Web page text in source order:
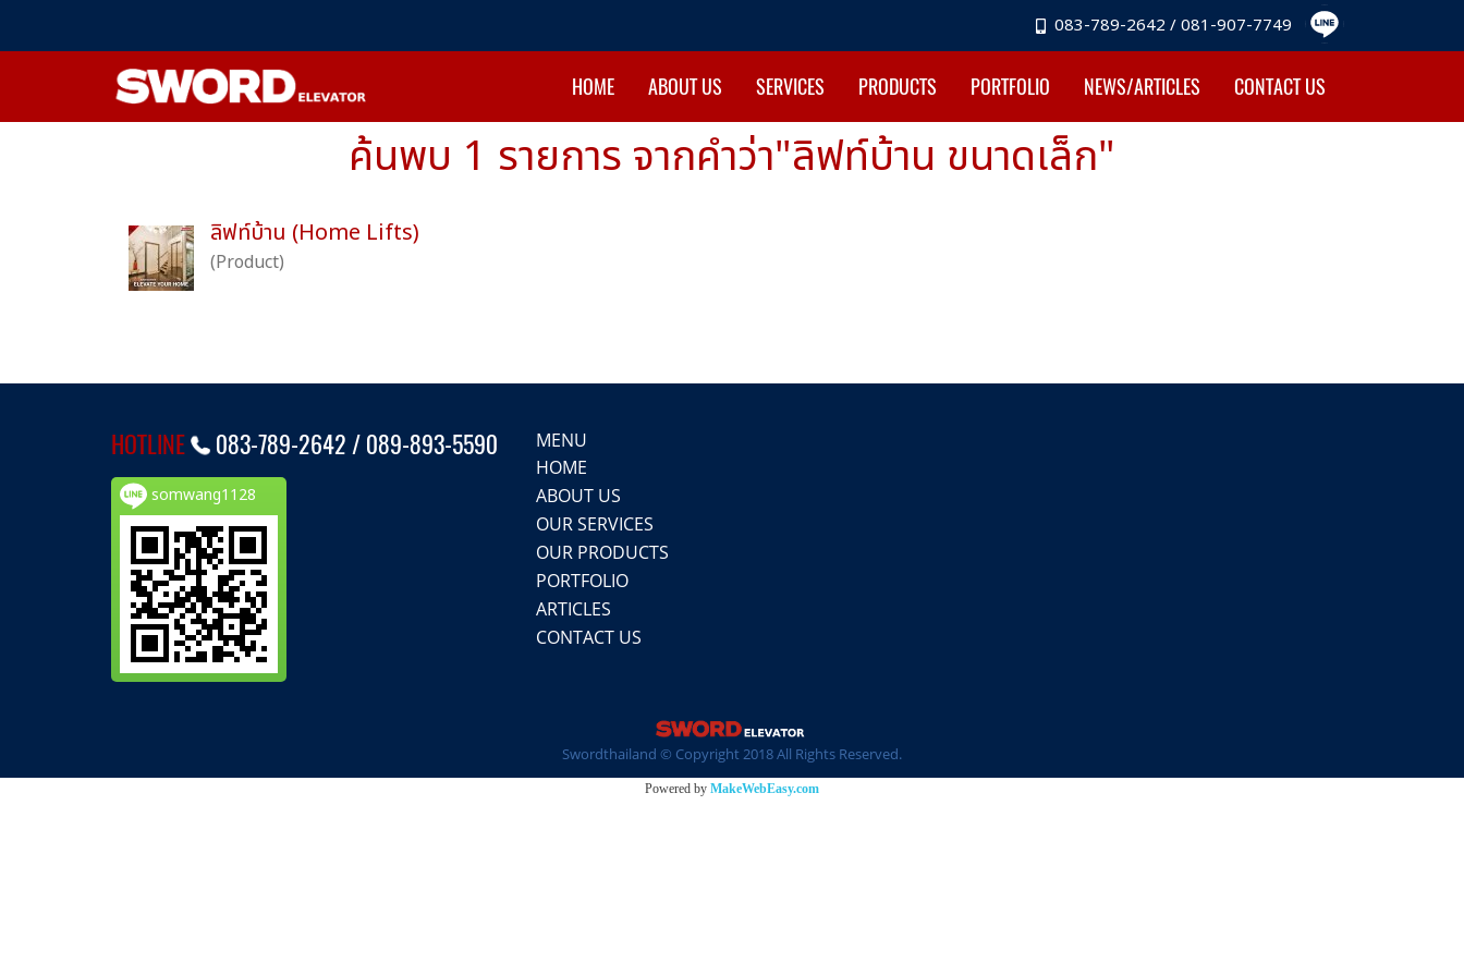
083-789-2642 / 081-907-7749
HOME ABOUT US SERVICES PRODUCTS PORTFOLIO NEWS/ARTICLES CONTACT US
ค้นพบ 1 รายการ จากคำว่า"ลิฟท์บ้าน ขนาดเล็ก"
ลิฟท์บ้าน (Home Lifts)
(Product)
HOTLINE 083-789-2642 / 089-893-5590
somwang1128
MENU
HOME
ABOUT US
OUR SERVICES
OUR PRODUCTS
PORTFOLIO
ARTICLES
CONTACT US
Swordthailand © Copyright 2018 All Rights Reserved.
Powered by MakeWebEasy.com